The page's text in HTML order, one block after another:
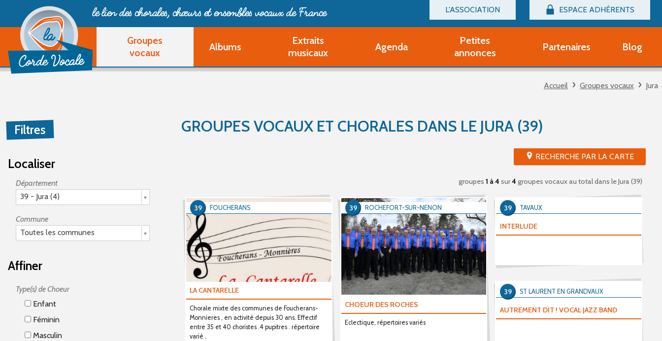
L'ASSOCIATION
Billetterie
Devenir adhérent Groupe Vocal
Devenir adhérent Partenaire
ESPACE ADHÉRENTS
Connexion
le lien des chorales, chœurset ensembles vocaux de France
Groupes
vocaux
Albums
Extraits
musicaux
Agenda
Petites
annonces
Partenaires Blog
Accueil Groupes vocaux Jura
Filtres
Localiser
Département
39 - Jura (4)
Commune
Toutes les communes
Affiner
Type(s) de Choeur
Enfant
Féminin
Masculin
GROUPES VOCAUX ET CHORALES DANS LE JURA (39)
RECHERCHE PAR LA CARTE
groupes 1 à 4 sur4 groupes vocaux au totaldans le Jura (39)
LA CANTARELLE
Chorale mixte des communes de Foucherans-
Monnieres , en activité depuis 30 ans. Effectif
entre 35 et 40 choristes .4 pupitres . répertoire
varié .
FOUCHERANS
39
CHOEUR DES ROCHES
Eclectique, répertoires variés
ROCHEFORT-SUR-NENON
39
INTERLUDE
TAVAUX
39
AUTREMENT DIT ! VOCAL JAZZ BAND
ST LAURENT EN GRANDVAUX
39